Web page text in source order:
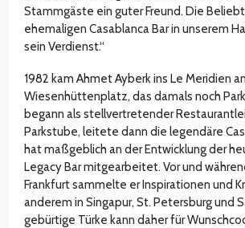
Stammgäste ein guter Freund. Die
ehemaligen Casablanca Bar in unserem
sein Verdienst.“
1982 kam Ahmet Ayberk ins Le Meridien
Wiesenhüttenplatz, das damals noch
begann als stellvertretender
Parkstube, leitete dann die legendäre
hat maßgeblich an der Entwicklung der
Legacy Bar mitgearbeitet. Vor und
Frankfurt sammelte er Inspirationen und
anderem in Singapur, St. Petersburg und
gebürtige Türke kann daher für